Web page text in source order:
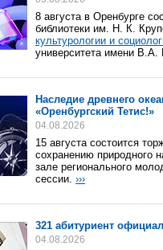
8 августа в Оренбурге
библиотеки им. Н. К.
культурологии и
университета имени
Наследие древнего
«Оренбургский Тетис!»
04.08.2026
15 августа состоится
сохранению природного
зале регионального
сессии. ›››
321 абитуриент
04.08.2026